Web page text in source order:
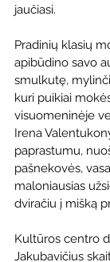
jaučiasi.
Pradinių klasių
apibūdino savo
smulkutę,
kuri puikiai
visuomeninėje
Irena
paprastumu,
pašnekovės,
maloniausias
dviračiu į mišką
Kultūros centro
Jakubavičius